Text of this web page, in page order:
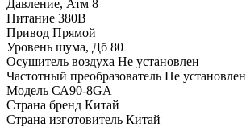
Давление, Атм 8
Питание 380В
Привод Прямой
Уровень шума, Дб 80
Осушитель воздуха Не установлен
Частотный преобразователь Не установлен
Модель СА90-8GA
Страна бренд Китай
Страна изготовитель Китай